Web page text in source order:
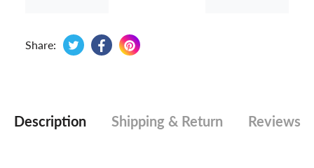
Share: Tweet on Twitter
Opens in a new window.
Share on Facebook
Opens in a new window.
Pin on Pinterest
Opens in a new window.
Description Shipping & Return Reviews